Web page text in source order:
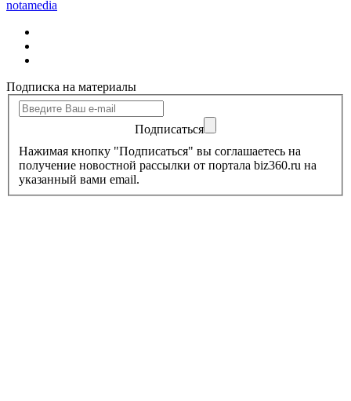
notamedia
Подписка на материалы
Подписаться
Нажимая кнопку "Подписаться" вы соглашаетесь на
получение новостной рассылки от портала biz360.ru на
указанный вами email.